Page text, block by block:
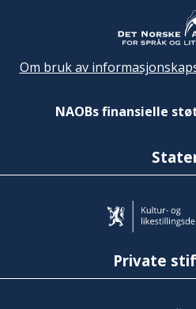
Om bruk av
NAOBs finansielle
Private